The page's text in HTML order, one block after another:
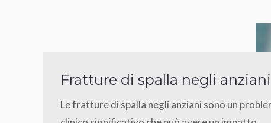
Fratture di spalla negli anziani
Le fratture di spalla negli anziani sono un